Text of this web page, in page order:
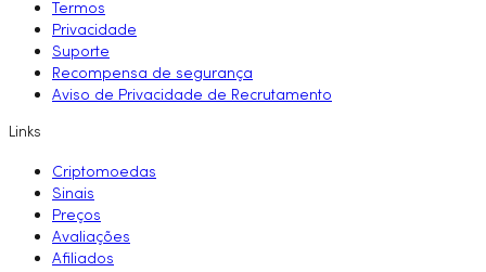
Termos
Privacidade
Suporte
Recompensa de segurança
Aviso de Privacidade de Recrutamento
Links
Criptomoedas
Sinais
Preços
Avaliações
Afiliados